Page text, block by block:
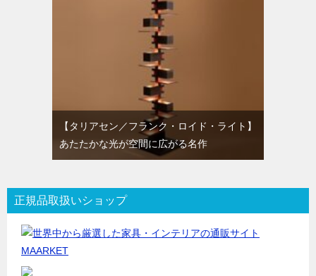
【タリアセン／フランク・ロイド・ライト】
あたたかな光が空間に広がる名作
正規品取扱いショップ